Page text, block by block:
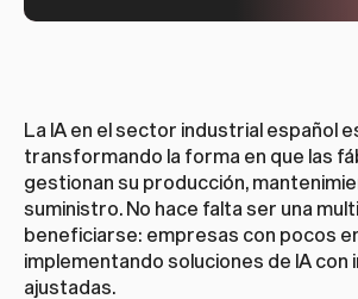
La IA en el sector industrial español
transformando la forma en que las
gestionan su producción,
suministro. No hace falta ser una
beneficiarse: empresas con pocos
implementando soluciones de IA con
ajustadas.